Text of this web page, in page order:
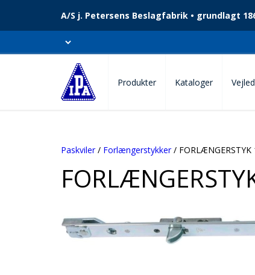
A/S j. Petersens Beslagfabrik • grundlagt
Produkter Kataloger
Paskviler/ Forlængerstykker/ FORLÆNGERSTYK